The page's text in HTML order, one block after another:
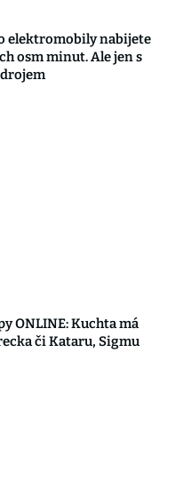
elektromobily nabijete
osm minut. Ale jen s
ONLINE: Kuchta má
či Kataru, Sigmu